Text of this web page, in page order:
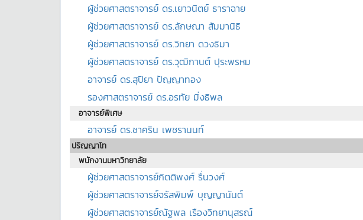
ผู้ช่วยศาสตราจารย์ ดร.เยาวนิตย์ ธาราฉาย
ผู้ช่วยศาสตราจารย์ ดร.ลักษณา สัมมานิธิ
ผู้ช่วยศาสตราจารย์ ดร.วิทยา ดวงธิมา
ผู้ช่วยศาสตราจารย์ ดร.วุฒิกานต์ ปุระพรหม
อาจารย์ ดร.สุปิยา ปัญญาทอง
รองศาสตราจารย์ ดร.อรทัย มิ่งธิพล
อาจารย์พิเศษ
อาจารย์ ดร.ชาคริน เพชรานนท์
ปริญญาโท
พนักงานมหาวิทยาลัย
ผู้ช่วยศาสตราจารย์กิตติพงศ์ รื่นวงศ์
ผู้ช่วยศาสตราจารย์จรัสพิมพ์ บุญญานันต์
ผู้ช่วยศาสตราจารย์ณัฐพล เรืองวิทยานุสรณ์